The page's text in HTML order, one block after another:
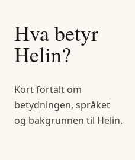
Hva betyr
Helin?
Kort fortalt om
betydningen, språket
og bakgrunnen til Helin.